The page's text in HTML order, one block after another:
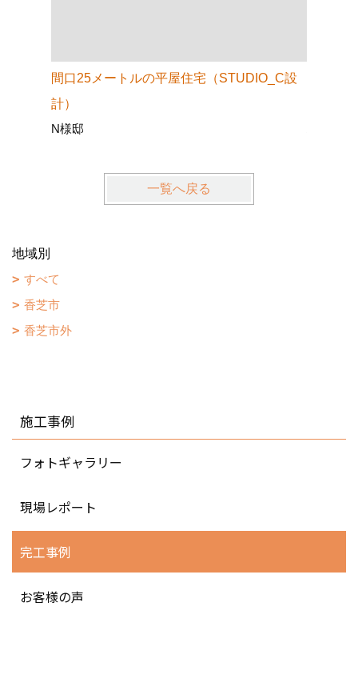
間口25メートルの平屋住宅（STUDIO_C設
計）
N様邸
一覧へ戻る
地域別
すべて
香芝市
香芝市外
施工事例
フォトギャラリー
現場レポート
完工事例
お客様の声